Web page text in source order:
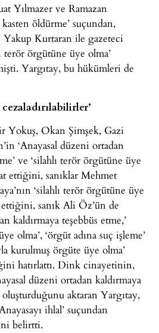
Yılmazer ve Ramazan
öldürme’ suçundan,
Kurtaran ile gazeteci
terör örgütüne üye olma’
Yargıtay, bu hükümleri de
Yokuş, Okan Şimşek, Gazi
‘Anayasal düzeni ortadan
ve ‘silahlı terör örgütüne üye
ettiğini, sanıklar Mehmet
‘silahlı terör örgütüne üye
sanık Ali Öz’ün de
kaldırmaya teşebbüs etme,’
olma’, ‘örgüt adına suç işleme’
kurulmuş örgüte üye olma’
hatırlattı. Dink cinayetinin,
düzeni ortadan kaldırmaya
oluşturduğunu aktaran Yargıtay,
ihlal’ suçundan
belirtti.